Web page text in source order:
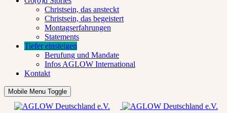
Christsein, das ansteckt
Christsein, das begeistert
Montagserfahrungen
Statements
Tiefer einsteigen
Berufung und Mandate
Infos AGLOW International
Kontakt
Mobile Menu Toggle